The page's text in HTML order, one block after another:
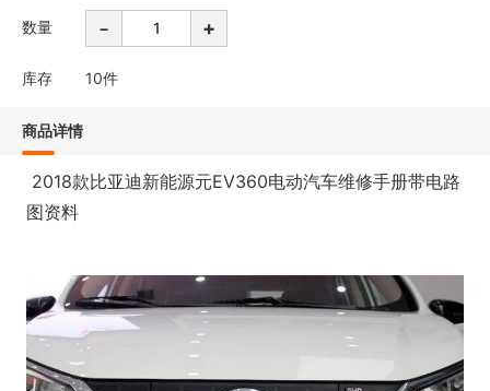
数量 - +
库存 10件
商品详情
2018款比亚迪新能源元EV360电动汽车维修手册带电路
图资料